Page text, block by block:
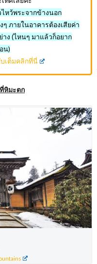
หว้พระจากข้างนอก
ภายในอาคารต้องเสียค่า
ง (ไหนๆ มาแล้วก็อยาก
น)
บเต็มคลิกที่นี่
หิมะตก